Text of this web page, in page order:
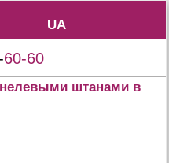
UA
UA
60-60
штанами в